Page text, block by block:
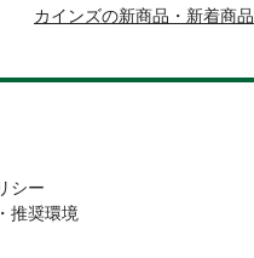
カインズの新商品・新着商品
シー
推奨環境